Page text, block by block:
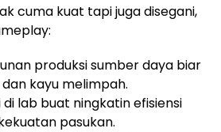
cuma kuat tapi juga disegani,
produksi sumber daya biar
kayu melimpah.
lab buat ningkatin efisiensi
pasukan.